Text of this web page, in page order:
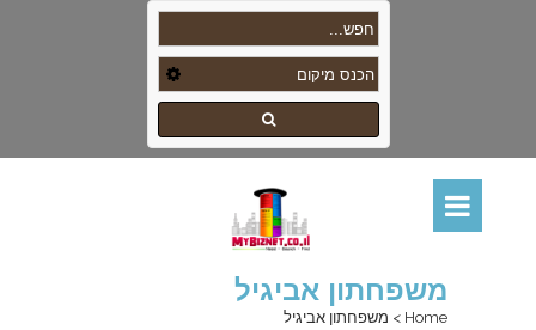
משפחתון אביגיל
Home
> משפחתון אביגיל